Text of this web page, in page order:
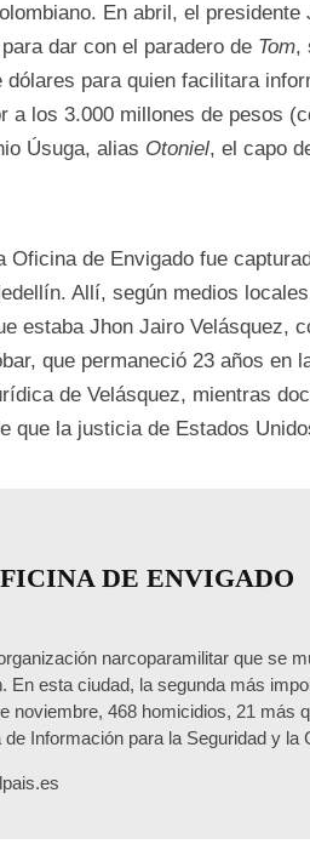
En abril, el
dar con el paradero de Tom,
dólares para quien facilitara
a los 3.000 millones de pesos
Úsuga, alias Otoniel, el capo
Oficina de Envigado fue
Allí, según medios
estaba Jhon Jairo Velásquez,
que permaneció 23 años en
de Velásquez, mientras
que la justicia de Estados
DE ENVIGADO
narcoparamilitar que se
En esta ciudad, la segunda más
noviembre, 468 homicidios, 21 más
de Información para la Seguridad y la